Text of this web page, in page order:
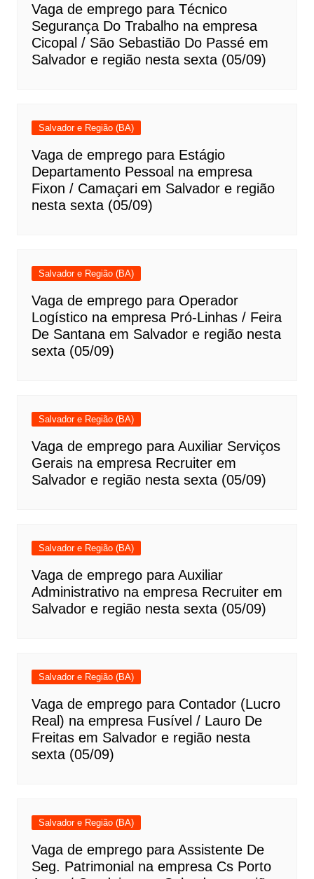
Vaga de emprego para Técnico
Segurança Do Trabalho na empresa
Cicopal / São Sebastião Do Passé em
Salvador e região nesta sexta (05/09)
Salvador e Região (BA)
Vaga de emprego para Estágio
Departamento Pessoal na empresa
Fixon / Camaçari em Salvador e região
nesta sexta (05/09)
Salvador e Região (BA)
Vaga de emprego para Operador
Logístico na empresa Pró-Linhas / Feira
De Santana em Salvador e região nesta
sexta (05/09)
Salvador e Região (BA)
Vaga de emprego para Auxiliar Serviços
Gerais na empresa Recruiter em
Salvador e região nesta sexta (05/09)
Salvador e Região (BA)
Vaga de emprego para Auxiliar
Administrativo na empresa Recruiter em
Salvador e região nesta sexta (05/09)
Salvador e Região (BA)
Vaga de emprego para Contador (Lucro
Real) na empresa Fusível / Lauro De
Freitas em Salvador e região nesta
sexta (05/09)
Salvador e Região (BA)
Vaga de emprego para Assistente De
Seg. Patrimonial na empresa Cs Porto